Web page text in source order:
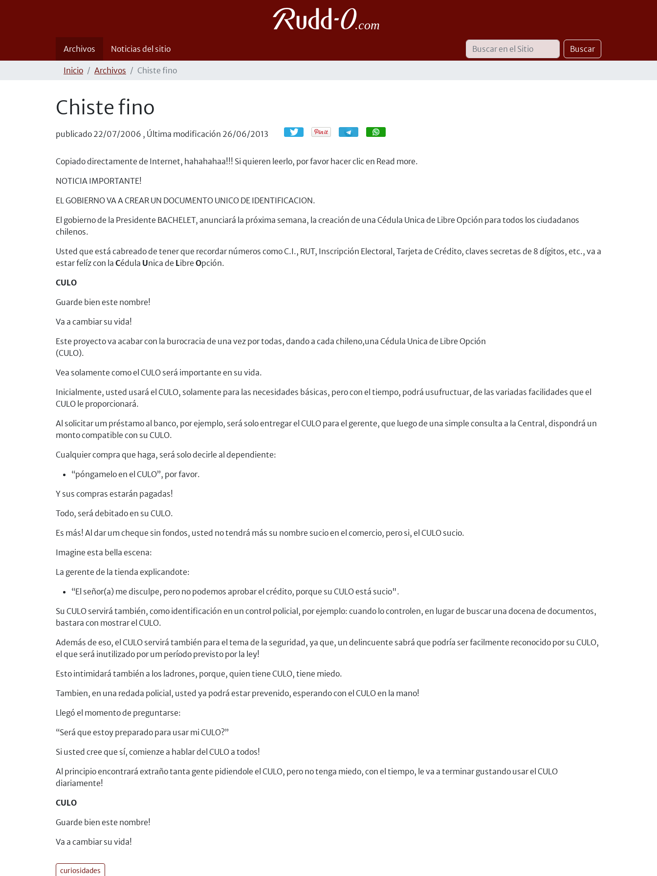
Archivos Noticias del sitio Buscar Buscar
Búsqueda
Avanzada…
Inicio
Archivos Chiste fino
Chiste fino
publicado 22/07/2006 , Última modificación 26/06/2013 CompartirCompartir
Copiado directamente de Internet, hahahahaa!!! Si quieren leerlo, por favor hacer clic en Read more.
NOTICIA IMPORTANTE!
EL GOBIERNO VA A CREAR UN DOCUMENTO UNICO DE IDENTIFICACION.
El gobierno de la Presidente BACHELET, anunciará la próxima semana, la creación de una Cédula Unica de Libre Opción para todos los ciudadanos
chilenos.
Usted que está cabreado de tener que recordar números como C.I., RUT, Inscripción Electoral, Tarjeta de Crédito, claves secretas de 8 dígitos, etc., va a
estar felíz con la Cédula Unica de Libre Opción.
CULO
Guarde bien este nombre!
Va a cambiar su vida!
Este proyecto va acabar con la burocracia de una vez por todas, dando a cada chileno,una Cédula Unica de Libre Opción
(CULO).
Vea solamente como el CULO será importante en su vida.
Inicialmente, usted usará el CULO, solamente para las necesidades básicas, pero con el tiempo, podrá usufructuar, de las variadas facilidades que el
CULO le proporcionará.
Al solicitar um préstamo al banco, por ejemplo, será solo entregar el CULO para el gerente, que luego de una simple consulta a la Central, dispondrá un
monto compatible con su CULO.
Cualquier compra que haga, será solo decirle al dependiente:
“póngamelo en el CULO”, por favor.
Y sus compras estarán pagadas!
Todo, será debitado en su CULO.
Es más! Al dar um cheque sin fondos, usted no tendrá más su nombre sucio en el comercio, pero si, el CULO sucio.
Imagine esta bella escena:
La gerente de la tienda explicandote:
“El señor(a) me disculpe, pero no podemos aprobar el crédito, porque su CULO está sucio".
Su CULO servirá también, como identificación en un control policial, por ejemplo: cuando lo controlen, en lugar de buscar una docena de documentos,
bastara con mostrar el CULO.
Además de eso, el CULO servirá también para el tema de la seguridad, ya que, un delincuente sabrá que podría ser facilmente reconocido por su CULO,
el que será inutilizado por um período previsto por la ley!
Esto intimidará también a los ladrones, porque, quien tiene CULO, tiene miedo.
Tambien, en una redada policial, usted ya podrá estar prevenido, esperando con el CULO en la mano!
Llegó el momento de preguntarse:
“Será que estoy preparado para usar mi CULO?”
Si usted cree que sí, comienze a hablar del CULO a todos!
Al principio encontrará extraño tanta gente pidiendole el CULO, pero no tenga miedo, con el tiempo, le va a terminar gustando usar el CULO
diariamente!
CULO
Guarde bien este nombre!
Va a cambiar su vida!
curiosidades